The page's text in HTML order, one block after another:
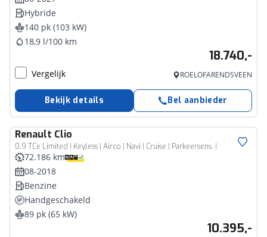
Hybride
140 pk (103 kW)
18,9 l/100 km
18.740,-
Vergelijk ROELOFARENDSVEEN
Bekijk details Bel aanbieder
Renault Clio
0.9 TCe Limited | Keyless | Airco | Navi | Cruise | Parkeersens. |
72.186 km
08-2018
Benzine
Handgeschakeld
89 pk (65 kW)
10.395,-